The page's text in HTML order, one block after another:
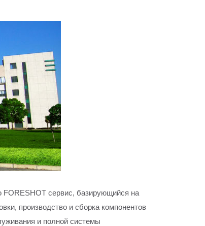
FORESHOT сервис, базирующийся на
производство и сборка компонентов
и полной системы